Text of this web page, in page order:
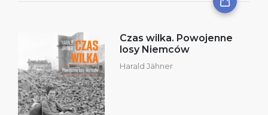
Czas wilka. Powojenne
losy Niemców
Harald Jähner